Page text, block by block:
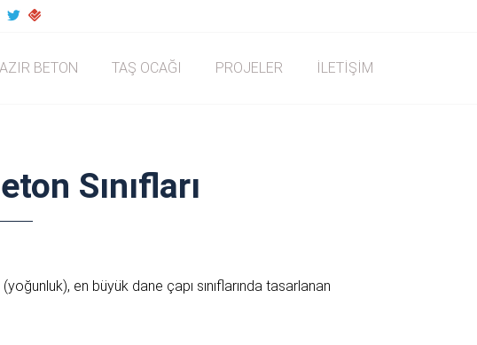
BETON TAŞ OCAĞI PROJELER İLETİŞİM
Sınıfları
en büyük dane çapı sınıflarında tasarlanan